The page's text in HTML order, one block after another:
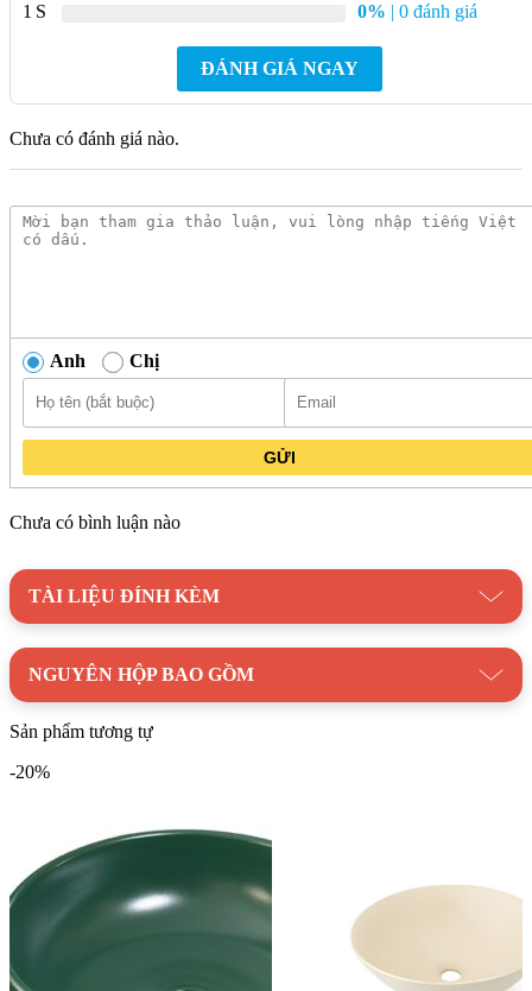
hoa sen 360×160 mm phù hợp với không gian nội thất mang
phong cách cổ kính hoặc sử dụng vật liệu tự nhiên.
Thiết kế đặt bàn giúp dễ dàng kết hợp với nhiều loại mặt bàn
Sản phẩm đáp ứng nhu cầu rửa mặt, rửa tay đồng thời đóng
Chậu lavabo Kanly GCL02 đặt bàn sử dụng chất liệu đồng thau
Danh mục:
Thương hiệu: Thiết Bị Vệ Sinh Kanly
1
0% | 0 đánh giá
ĐÁNH GIÁ NGAY
Chưa có đánh giá nào.
Anh Chị
GỬI
Chưa có bình luận nào
TÀI LIỆU ĐÍNH KÈM
NGUYÊN HỘP BAO GỒM
Sản phẩm tương tự
-20%